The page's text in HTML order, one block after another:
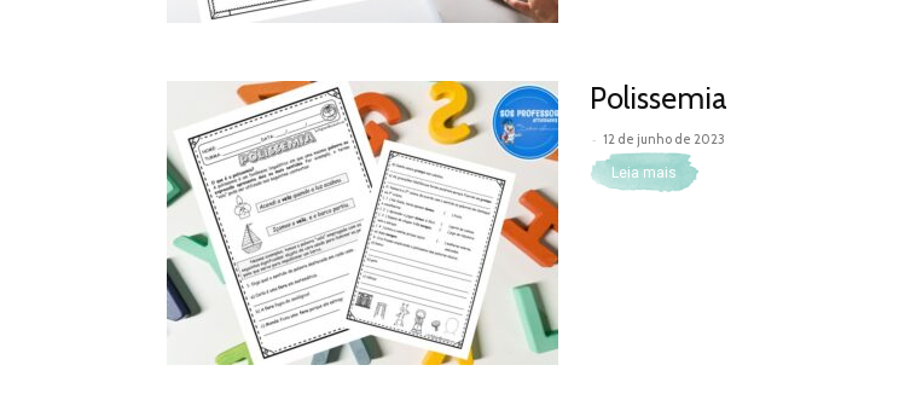
Polissemia
- 12 de junho de 2023
Leia mais